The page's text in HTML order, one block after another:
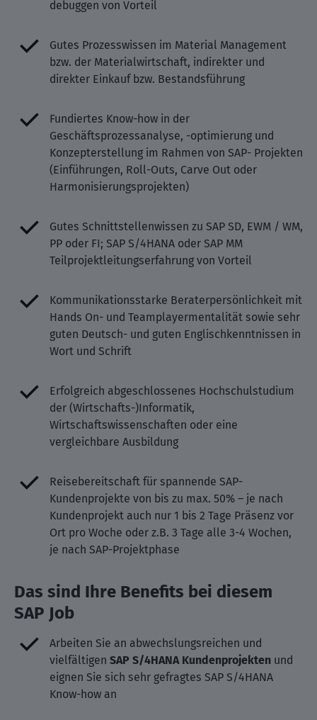
debuggen von Vorteil
Gutes Prozesswissen im Material Management
bzw. der Materialwirtschaft, indirekter und
direkter Einkauf bzw. Bestandsführung
Fundiertes Know-how in der
Geschäftsprozessanalyse, -optimierung und
Konzepterstellung im Rahmen von SAP- Projekten
(Einführungen, Roll-Outs, Carve Out oder
Harmonisierungsprojekten)
Gutes Schnittstellenwissen zu SAP SD, EWM / WM,
PP oder FI; SAP S/4HANA oder SAP MM
Teilprojektleitungserfahrung von Vorteil
Kommunikationsstarke Beraterpersönlichkeit mit
Hands On- und Teamplayermentalität sowie sehr
guten Deutsch- und guten Englischkenntnissen in
Wort und Schrift
Erfolgreich abgeschlossenes Hochschulstudium
der (Wirtschafts-)Informatik,
Wirtschaftswissenschaften oder eine
vergleichbare Ausbildung
Reisebereitschaft für spannende SAP-
Kundenprojekte von bis zu max. 50% – je nach
Kundenprojekt auch nur 1 bis 2 Tage Präsenz vor
Ort pro Woche oder z.B. 3 Tage alle 3-4 Wochen,
je nach SAP-Projektphase
Das sind Ihre Benefits bei diesem
SAP Job
Arbeiten Sie an abwechslungsreichen und
vielfältigen SAP S/4HANA Kundenprojekten und
eignen Sie sich sehr gefragtes SAP S/4HANA
Know-how an